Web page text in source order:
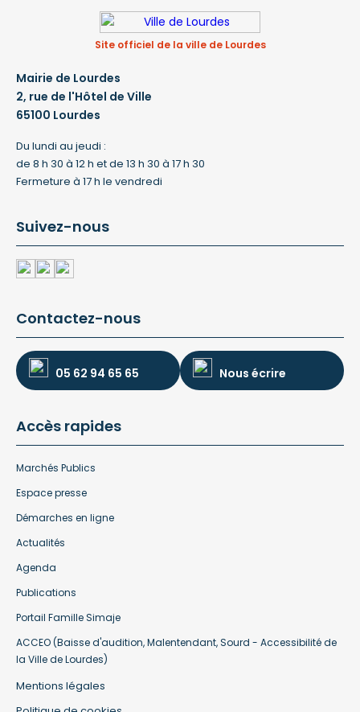
Site officiel de la ville de Lourdes
Mairie de Lourdes
2, rue de l'Hôtel de Ville
65100 Lourdes
Du lundi au jeudi :
de 8 h 30 à 12 h et de 13 h 30 à 17 h 30
Fermeture à 17 h le vendredi
Suivez-nous
Contactez-nous
05 62 94 65 65 Nous écrire
Accès rapides
Marchés Publics
Espace presse
Démarches en ligne
Actualités
Agenda
Publications
Portail Famille Simaje
ACCEO (Baisse d'audition, Malentendant, Sourd - Accessibilité de
la Ville de Lourdes)
Mentions légales